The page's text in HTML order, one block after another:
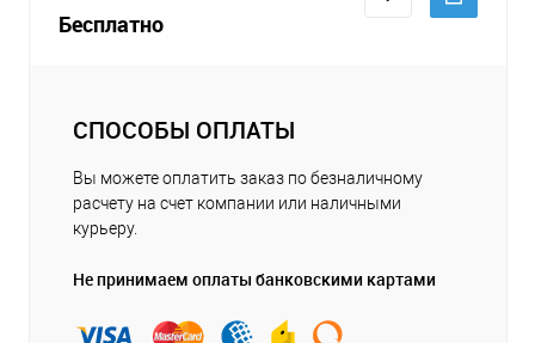
Бесплатно
СПОСОБЫ ОПЛАТЫ
Вы можете оплатить заказ по безналичному
расчету на счет компании или наличными
курьеру.
Не принимаем оплаты банковскими картами